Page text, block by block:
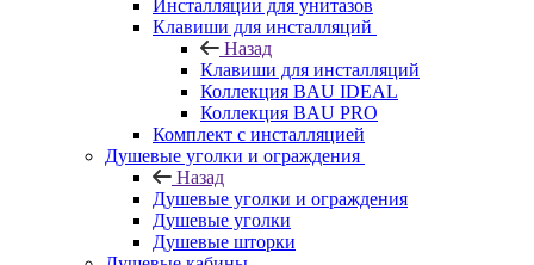
Инсталляции для унитазов
Клавиши для инсталляций
Назад
Клавиши для инсталляций
Коллекция BAU IDEAL
Коллекция BAU PRO
Комплект с инсталляцией
Душевые уголки и ограждения
Назад
Душевые уголки и ограждения
Душевые уголки
Душевые шторки